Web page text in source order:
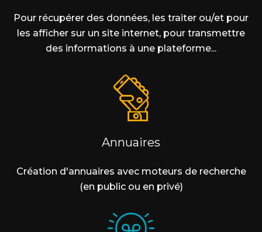
Pour récupérer des données, les traiter ou/et pour
les afficher sur un site internet, pour transmettre
des informations à une plateforme...
Annuaires
Création d'annuaires avec moteurs de recherche
(en public ou en privé)